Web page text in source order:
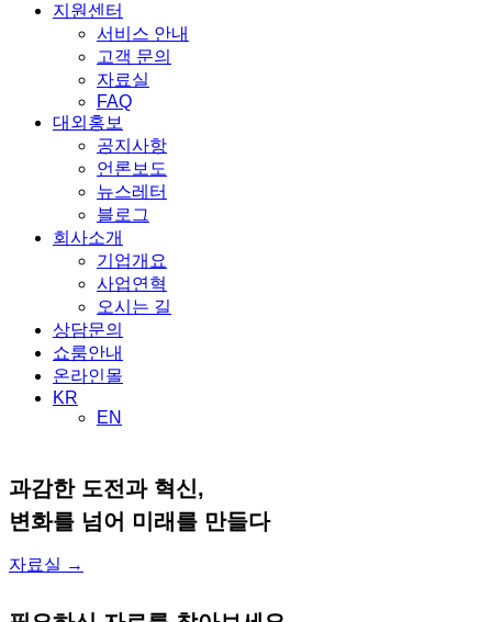
지원센터
서비스 안내
고객 문의
자료실
FAQ
대외홍보
공지사항
언론보도
뉴스레터
블로그
회사소개
기업개요
사업연혁
오시는 길
상담문의
쇼룸안내
온라인몰
KR
EN
과감한 도전과 혁신,
변화를 넘어 미래를 만들다
자료실 →